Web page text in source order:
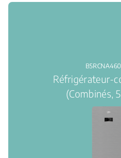
Réfrigérateur-
(Combinés,